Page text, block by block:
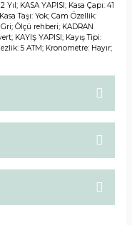
KASA YAPISI; Kasa Çapı: 41
Taşı: Yok; Cam Özellik:
Ölçü rehberi; KADRAN
KAYIŞ YAPISI; Kayış Tipi:
5 ATM; Kronometre: Hayır;